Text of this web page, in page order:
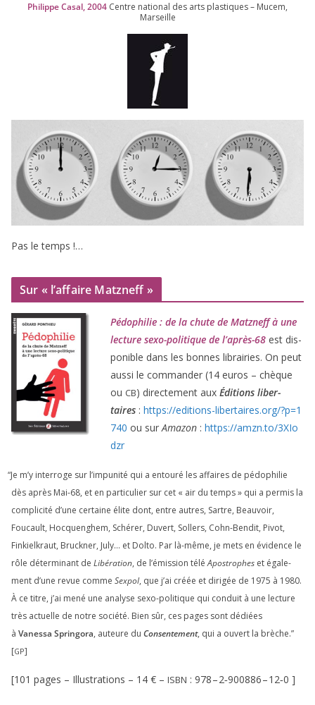
Philippe Casal,2004 Centre natio­nal des arts plas­tiques – Mucem,
Marseille
Pas le temps !…
Sur « l’affaire Matzneff »
Pédophilie : de la chute de Matzneff à une
lec­ture sexo-poli­tique de l’après-68 est dis­
po­nible dans les bonnes librai­ries. On peut
aus­si le com­man­der (14 euros – chèque
ou CB) direc­te­ment aux Éditions liber­
taires : https://​edi​tions​-liber​taires​.org/​?​p​=​1
740 ou sur Amazon : https://​amzn​.to/​3​X​I​o​
dzr
“Je m’y inter­roge sur l’impunité qui a entou­ré les affaires de pédo­phi­lie
dès après Mai-68, et en par­ti­cu­lier sur cet « air du temps » qui a per­mis la
com­pli­ci­té d’une cer­taine élite dont, entre autres, Sartre, Beauvoir,
Foucault, Hocquenghem, Schérer, Duvert, Sollers, Cohn-Bendit, Pivot,
Finkielkraut, Bruckner, July… et Dolto. Par là-même, je mets en évi­dence le
rôle déter­mi­nant de Libération, de l’émission téléApostrophes et éga­le­
ment d’une revue comme Sexpol, que j’ai créée et diri­gée de 1975 à 1980.
À ce titre, j’ai mené une ana­lyse sexo-poli­tique qui conduit à une lec­ture
très actuelle de notre socié­té. Bien sûr, ces pages sont dédiées
à Vanessa Springora, auteure du Consentement, qui a ouvert la brèche.”
[GP]
[101 pages – Illustrations – 14 € – ISBN : 978–2‑900886–12‑0 ]